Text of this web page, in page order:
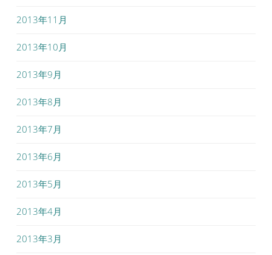
2013年11月
2013年10月
2013年9月
2013年8月
2013年7月
2013年6月
2013年5月
2013年4月
2013年3月